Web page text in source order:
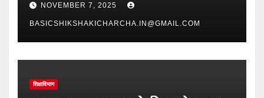
NOVEMBER 7, 2025
BASICSHIKSHAKICHARCHA.IN@GMAIL.COM
शिक्षाविभाग